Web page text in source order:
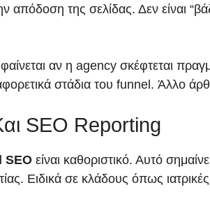
απόδοση της σελίδας. Δεν είναι
αν η agency σκέφτεται
στάδια του funnel. Άλλο
SEO Reporting
SEO είναι καθοριστικό. Αυτό
Ειδικά σε κλάδους όπως